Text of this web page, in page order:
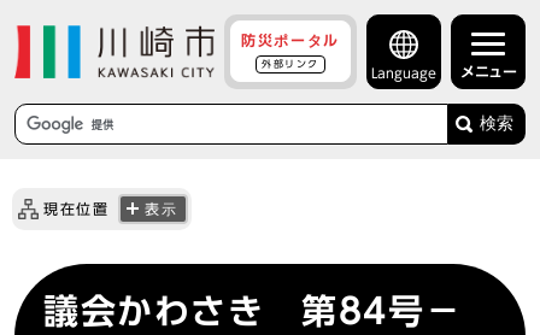
防災ポータル
外部リンク
Language メニュー
検索
現在位置 表示
議会かわさき 第84号－